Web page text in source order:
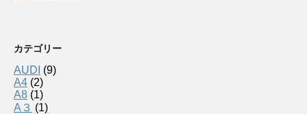
カテゴリー
AUDI (9)
A4 (2)
A8 (1)
A３ (1)